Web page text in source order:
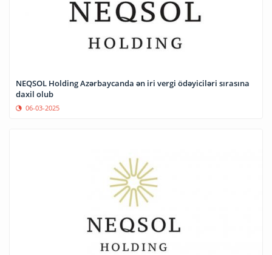
NEQSOL Holding Azərbaycanda ən iri vergi ödəyiciləri sırasına
daxil olub
06-03-2025